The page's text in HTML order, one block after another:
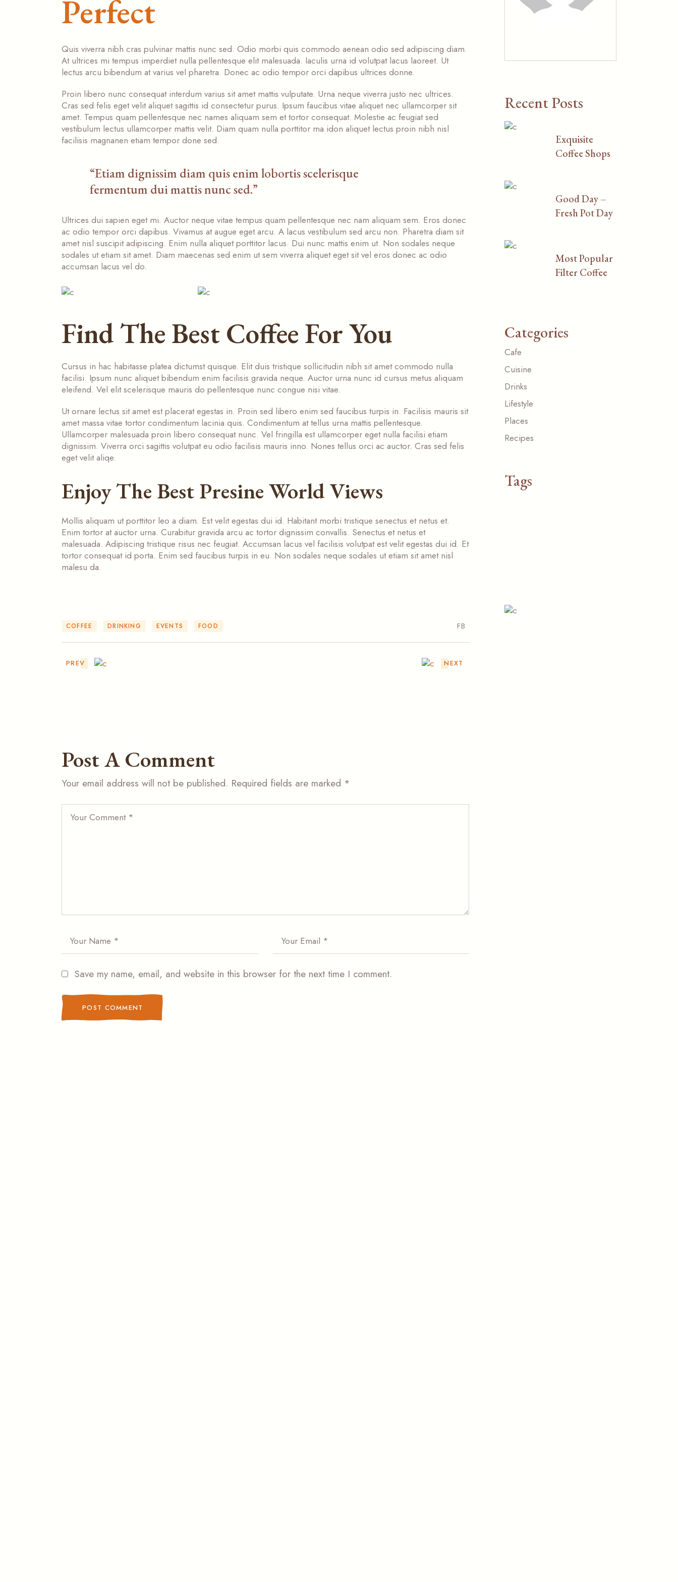
Perfect
Quis viverra nibh cras pulvinar mattis nunc sed. Odio morbi quis commodo aenean odio sed adipiscing diam.
At ultrices mi tempus imperdiet nulla pellentesque elit malesuada. Iaculis urna id volutpat lacus laoreet. Ut
lectus arcu bibendum at varius vel pharetra. Donec ac odio tempor orci dapibus ultrices donne.
Proin libero nunc consequat interdum varius sit amet mattis vulputate. Urna neque viverra justo nec ultrices.
Cras sed felis eget velit aliquet sagittis id consectetur purus. Ipsum faucibus vitae aliquet nec ullamcorper sit
amet. Tempus quam pellentesque nec names aliquam sem et tortor consequat. Molestie ac feugiat sed
vestibulum lectus ullamcorper mattis velit. Diam quam nulla porttitor ma idon aliquet lectus proin nibh nisl
facilisis magnanen etiam tempor done sed.
“Etiam dignissim diam quis enim lobortis scelerisque
fermentum dui mattis nunc sed.”
Ultrices dui sapien eget mi. Auctor neque vitae tempus quam pellentesque nec nam aliquam sem. Eros donec
ac odio tempor orci dapibus. Vivamus at augue eget arcu. A lacus vestibulum sed arcu non. Pharetra diam sit
amet nisl suscipit adipiscing. Enim nulla aliquet porttitor lacus. Dui nunc mattis enim ut. Non sodales neque
sodales ut etiam sit amet. Diam maecenas sed enim ut sem viverra aliquet eget sit vel eros donec ac odio
accumsan lacus vel do.
Find The Best Coffee For You
Cursus in hac habitasse platea dictumst quisque. Elit duis tristique sollicitudin nibh sit amet commodo nulla
facilisi. Ipsum nunc aliquet bibendum enim facilisis gravida neque. Auctor urna nunc id cursus metus aliquam
eleifend. Vel elit scelerisque mauris do pellentesque nunc congue nisi vitae.
Ut ornare lectus sit amet est placerat egestas in. Proin sed libero enim sed faucibus turpis in. Facilisis mauris sit
amet massa vitae tortor condimentum lacinia quis. Condimentum at tellus urna mattis pellentesque.
Ullamcorper malesuada proin libero consequat nunc. Vel fringilla est ullamcorper eget nulla facilisi etiam
dignissim. Viverra orci sagittis volutpat eu odio facilisis mauris inno. Nones tellus orci ac auctor. Cras sed felis
eget velit aliqe.
Enjoy The Best Presine World Views
Mollis aliquam ut porttitor leo a diam. Est velit egestas dui id. Habitant morbi tristique senectus et netus et.
Enim tortor at auctor urna. Curabitur gravida arcu ac tortor dignissim convallis. Senectus et netus et
malesuada. Adipiscing tristique risus nec feugiat. Accumsan lacus vel facilisis volutpat est velit egestas dui id. Et
tortor consequat id porta. Enim sed faucibus turpis in eu. Non sodales neque sodales ut etiam sit amet nisl
malesu da.
COFFEE DRINKING EVENTS FOOD FB
PREV NEXT
Post A Comment
Your email address will not be published. Required fields are marked *
Save my name, email, and website in this browser for the next time I comment.
POST COMMENT
Recent Posts
Exquisite
Coffee Shops
Good Day –
Fresh Pot Day
Most Popular
Filter Coffee
Categories
Cafe
Cuisine
Drinks
Lifestyle
Places
Recipes
Tags